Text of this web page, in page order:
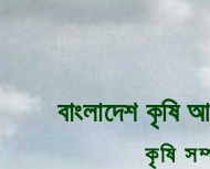
বাংলাদেশ কৃষি
কৃষি